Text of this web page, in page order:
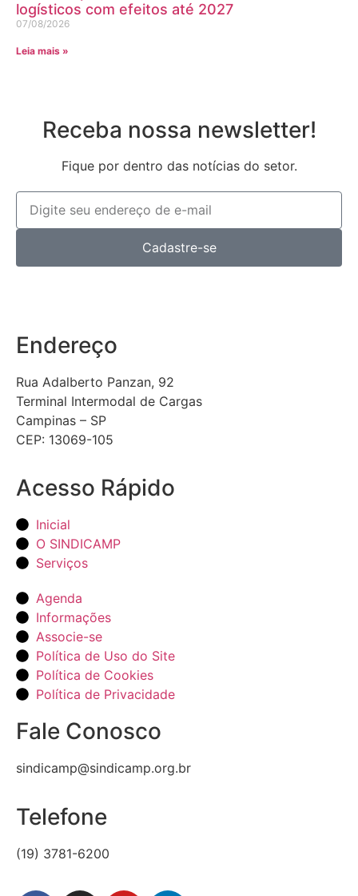
logísticos com efeitos até 2027
07/08/2026
Leia mais »
Receba nossa newsletter!
Fique por dentro das notícias do setor.
Cadastre-se
Endereço
Rua Adalberto Panzan, 92
Terminal Intermodal de Cargas
Campinas – SP
CEP: 13069-105
Acesso Rápido
Inicial
O SINDICAMP
Serviços
Agenda
Informações
Associe-se
Política de Uso do Site
Política de Cookies
Política de Privacidade
Fale Conosco
sindicamp@sindicamp.org.br
Telefone
(19) 3781-6200